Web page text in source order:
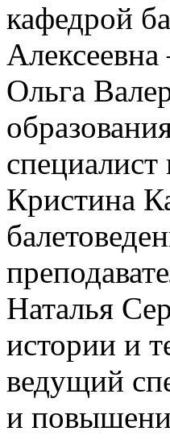
кафедрой
Ольга
специалист
Кристина
Наталья
истории и
ведущий
и